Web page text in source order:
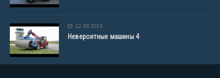
12.08.2016
Невероятные машины 4